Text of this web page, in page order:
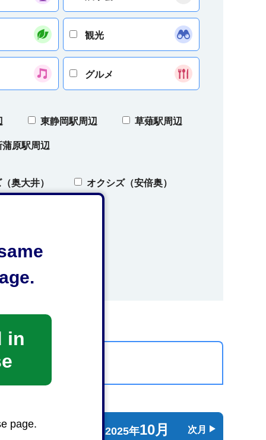
in
page.
観光
グルメ
東静岡駅周辺 草薙駅周辺
蒲原駅周辺
奥大井） オクシズ（安倍奥）
カレンダーを表示
2025年10月 次月